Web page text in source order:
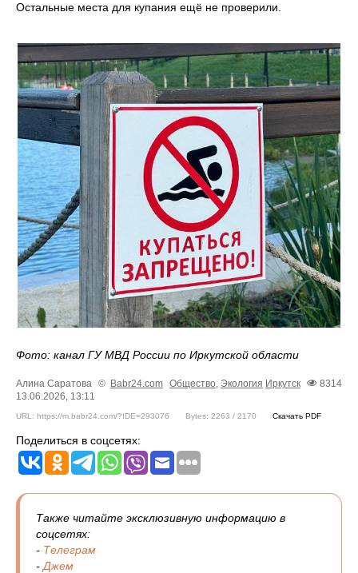
Остальные места для купания ещё не проверили.
Фото: канал ГУ МВД России по Иркутской области
Алина Саратова © Babr24.com Общество Экология Иркутск
8314
13.06.2026, 13:11
URL: https://m.babr24.com/?IDE=293076 Bytes: 2263 / 2170 Скачать PDF
Поделиться в соцсетях:
Также читайте эксклюзивную информацию в
соцсетях:
- Телеграм
- Джем